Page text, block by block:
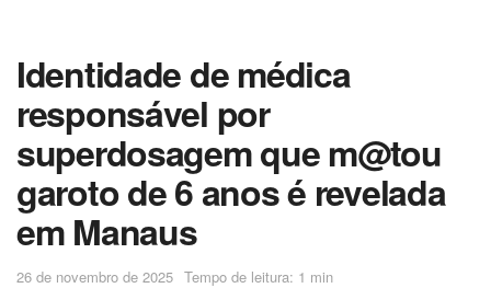
Identidade de médica
responsável por
superdosagem que m@tou
garoto de 6 anos é revelada
em Manaus
26 de novembro de 2025 Tempo de leitura: 1 min